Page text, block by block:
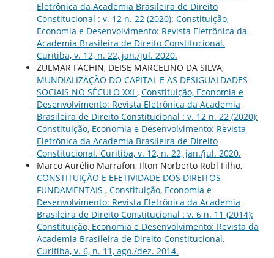
Eletrônica da Academia Brasileira de Direito
Constitucional : v. 12 n. 22 (2020): Constituição,
Economia e Desenvolvimento: Revista Eletrônica da
Academia Brasileira de Direito Constitucional.
Curitiba, v. 12, n. 22, jan./jul. 2020.
ZULMAR FACHIN, DEISE MARCELINO DA SILVA,
MUNDIALIZAÇÃO DO CAPITAL E AS DESIGUALDADES
SOCIAIS NO SÉCULO XXI , Constituição, Economia e
Desenvolvimento: Revista Eletrônica da Academia
Brasileira de Direito Constitucional : v. 12 n. 22 (2020):
Constituição, Economia e Desenvolvimento: Revista
Eletrônica da Academia Brasileira de Direito
Constitucional. Curitiba, v. 12, n. 22, jan./jul. 2020.
Marco Aurélio Marrafon, Ilton Norberto Robl Filho,
CONSTITUIÇÃO E EFETIVIDADE DOS DIREITOS
FUNDAMENTAIS , Constituição, Economia e
Desenvolvimento: Revista Eletrônica da Academia
Brasileira de Direito Constitucional : v. 6 n. 11 (2014):
Constituição, Economia e Desenvolvimento: Revista da
Academia Brasileira de Direito Constitucional.
Curitiba, v. 6, n. 11, ago./dez. 2014.